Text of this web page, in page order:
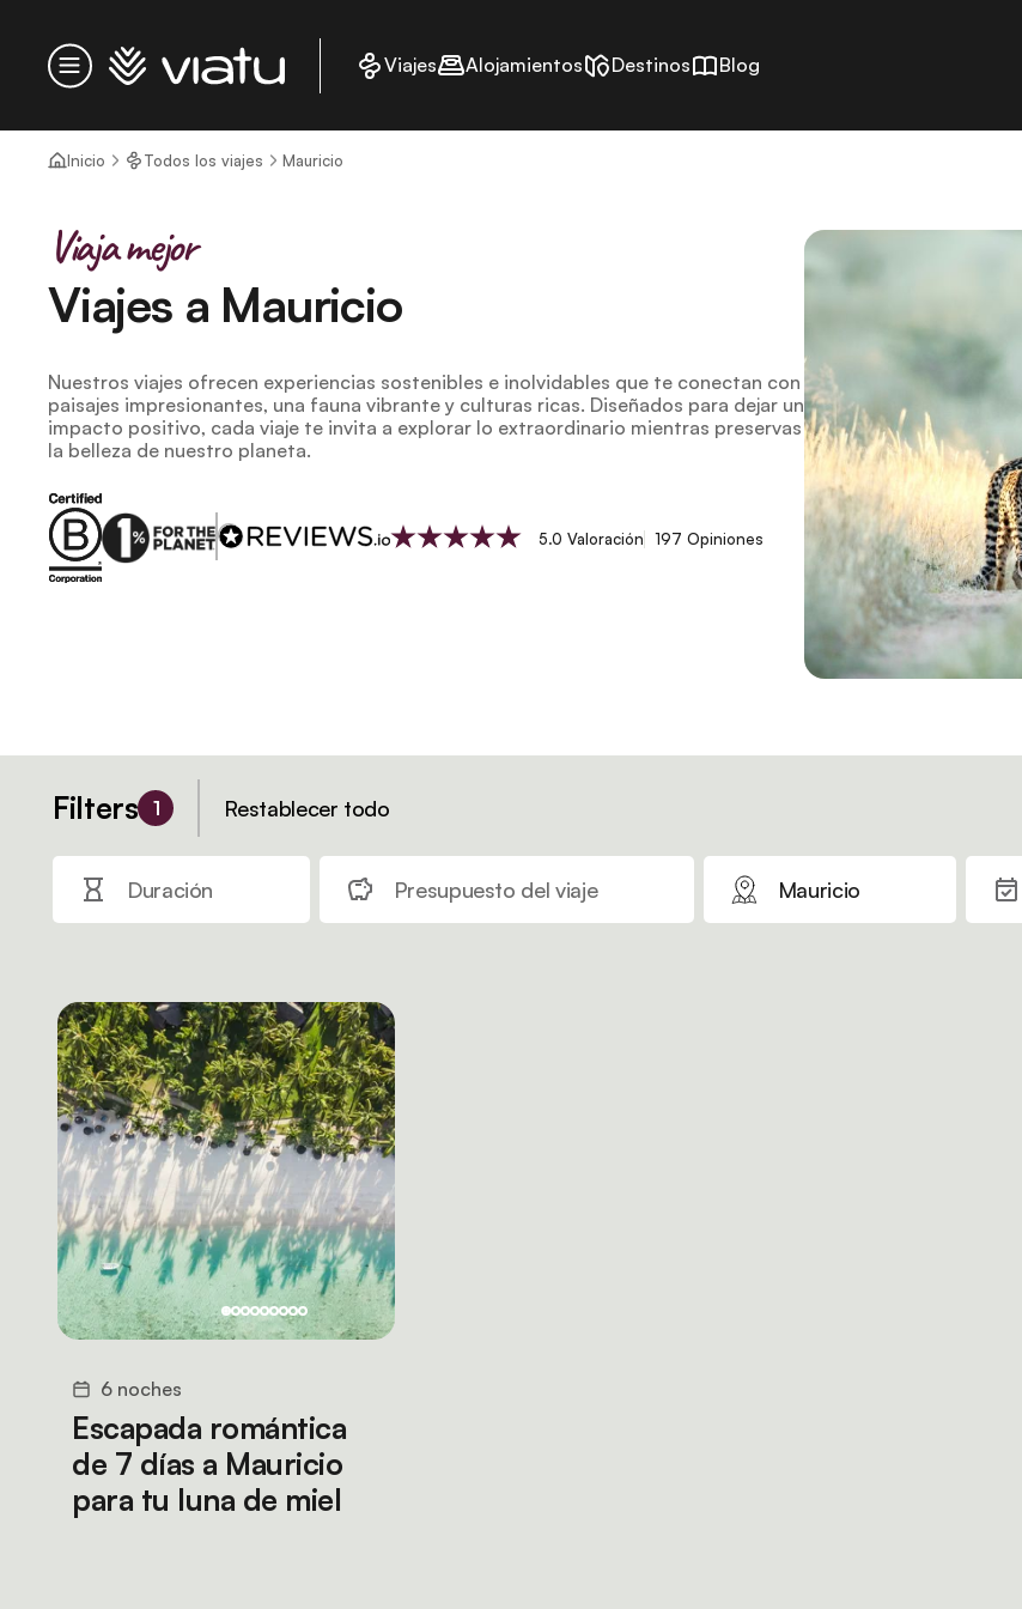
Menú
Página de inicio Viajes Alojamientos Destinos Blog
Inicio Todos los viajes Mauricio
Viajes a Mauricio
Viaja mejor
Nuestros viajes ofrecen experiencias sostenibles e inolvidables que te conectan con
paisajes impresionantes, una fauna vibrante y culturas ricas. Diseñados para dejar un
impacto positivo, cada viaje te invita a explorar lo extraordinario mientras preservas
la belleza de nuestro planeta.
5.0 Valoración 197 Opiniones
Filters 1 Restablecer todo
Duración Presupuesto del viaje Mauricio
6 noches
Escapada romántica
de 7 días a Mauricio
para tu luna de miel